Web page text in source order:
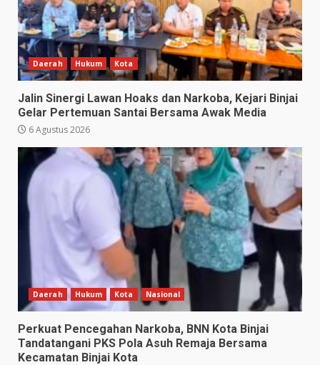
Daerah Hukum Kota
Jalin Sinergi Lawan Hoaks dan Narkoba, Kejari Binjai
Gelar Pertemuan Santai Bersama Awak Media
6 Agustus 2026
Daerah Hukum Kota Nasional
Perkuat Pencegahan Narkoba, BNN Kota Binjai
Tandatangani PKS Pola Asuh Remaja Bersama
Kecamatan Binjai Kota